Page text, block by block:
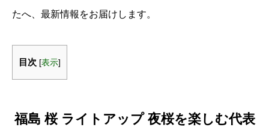
たへ、最新情報をお届けします。
目次 [表示]
福島 桜 ライトアップ 夜桜を楽しむ代表